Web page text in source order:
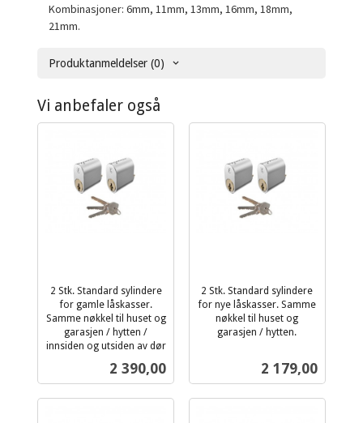
Kombinasjoner: 6mm, 11mm, 13mm, 16mm, 18mm,
21mm.
Produktanmeldelser (0)
Vi anbefaler også
2 Stk. Standard sylindere
for gamle låskasser.
Samme nøkkel til huset og
garasjen / hytten /
innsiden og utsiden av dør
Pris
2 390,00
2 Stk. Standard sylindere
for nye låskasser. Samme
nøkkel til huset og
garasjen / hytten.
Pris
2 179,00